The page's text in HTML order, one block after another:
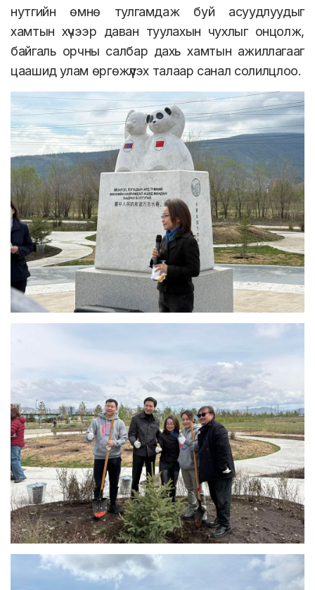
нутгийн өмнө тулгамдаж буй асуудлуудыг
хамтын хүчээр даван туулахын чухлыг онцолж,
байгаль орчны салбар дахь хамтын ажиллагааг
цаашид улам өргөжүүлэх талаар санал солилцлоо.